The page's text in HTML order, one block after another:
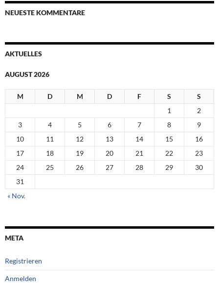
NEUESTE KOMMENTARE
AKTUELLES
AUGUST 2026
M D M D F S
S
1
2
3
4 5 6 7 8
9
10
11 12 13 14 15
16
17
18 19 20 21 22
23
24
25 26 27 28 29
30
31
« Nov.
META
Registrieren
Anmelden